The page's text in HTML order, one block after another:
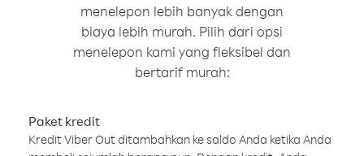
menelepon lebih banyak dengan
biaya lebih murah. Pilih dari opsi
menelepon kami yang fleksibel dan
bertarif murah:
Paket kredit
Kredit Viber Out ditambahkan ke saldo Anda ketika Anda